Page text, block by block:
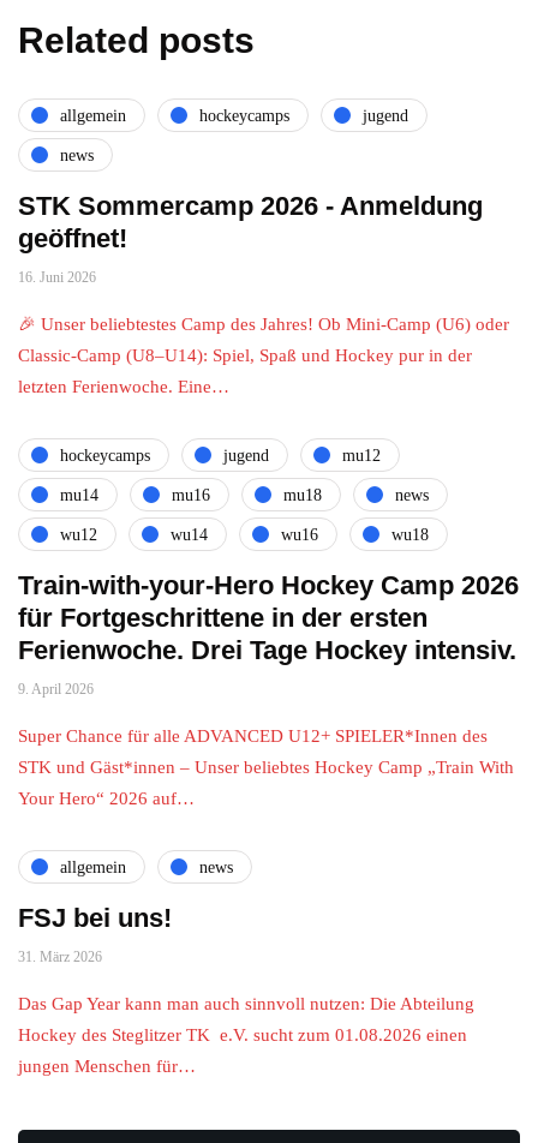
Related posts
allgemein hockeycamps jugend
news
STK Sommercamp 2026 - Anmeldung
geöffnet!
16. Juni 2026
🎉 Unser beliebtestes Camp des Jahres! Ob Mini-Camp (U6) oder
Classic-Camp (U8–U14): Spiel, Spaß und Hockey pur in der
letzten Ferienwoche. Eine…
hockeycamps jugend mu12
mu14 mu16 mu18 news
wu12 wu14 wu16 wu18
Train-with-your-Hero Hockey Camp 2026
für Fortgeschrittene in der ersten
Ferienwoche. Drei Tage Hockey intensiv.
9. April 2026
Super Chance für alle ADVANCED U12+ SPIELER*Innen des
STK und Gäst*innen – Unser beliebtes Hockey Camp „Train With
Your Hero“ 2026 auf…
allgemein news
FSJ bei uns!
31. März 2026
Das Gap Year kann man auch sinnvoll nutzen: Die Abteilung
Hockey des Steglitzer TK e.V. sucht zum 01.08.2026 einen
jungen Menschen für…